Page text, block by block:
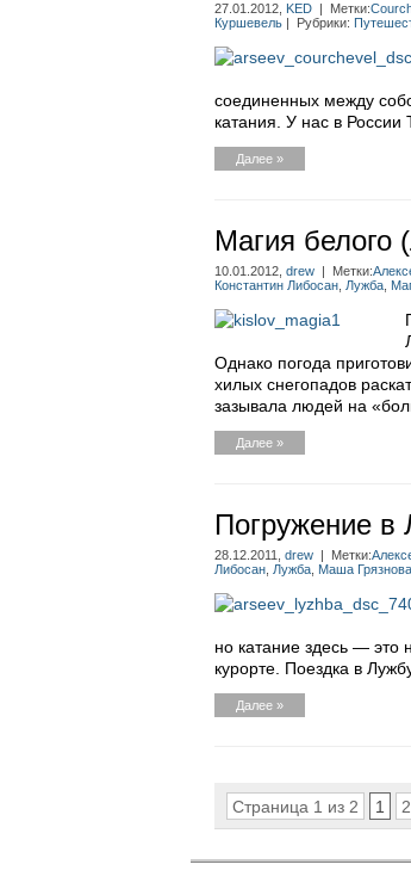
27.01.2012, KED | Метки:
Куршевель | Рубрики:
соединенных между
катания. У нас в
Далее »
Магия белого
10.01.2012, drew | Метки:
Константин Либосан Лужба
Однако погода
хилых снегопадов
зазывала людей на
Далее »
Погружение в
28.12.2011, drew | Метки:
Либосан Лужба Маша Грязнова
но катание здесь — это
курорте. Поездка в
Далее »
Страница 1 из 2 1 2